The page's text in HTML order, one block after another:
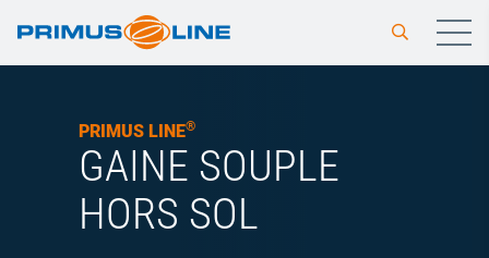
PRIMUS LINE®
GAINE SOUPLE
HORS SOL